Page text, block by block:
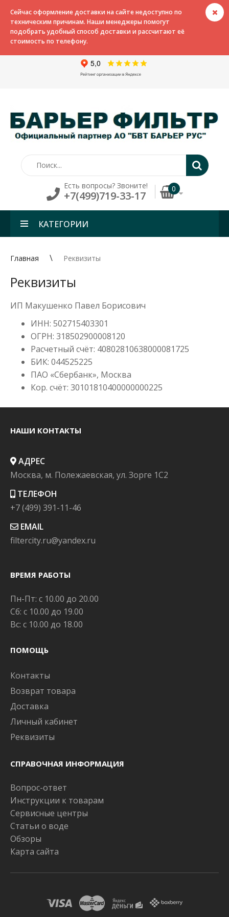
Сейчас оформление доставки на сайте недоступно по
техническим причинам. Наши менеджеры помогут
подобрать удобный способ доставки и рассчитают её
стоимость по телефону.
Есть вопросы? Звоните!
+7(499)719-33-17
0
КАТЕГОРИИ
Главная Реквизиты
Реквизиты
ИП Макушенко Павел Борисович
ИНН: 502715403301
ОГРН: 318502900008120
Расчетный счёт: 40802810638000081725
БИК: 044525225
ПАО «Сбербанк», Москва
Кор. счёт: 30101810400000000225
НАШИ КОНТАКТЫ
АДРЕС
Москва, м. Полежаевская, ул. Зорге 1C2
ТЕЛЕФОН
+7 (499) 391-11-46
EMAIL
filtercity.ru@yandex.ru
ВРЕМЯ РАБОТЫ
Пн-Пт: с 10.00 до 20.00
Сб: с 10.00 до 19.00
Вс: с 10.00 до 18.00
ПОМОЩЬ
Контакты
Возврат товара
Доставка
Личный кабинет
Реквизиты
СПРАВОЧНАЯ ИНФОРМАЦИЯ
Вопрос-ответ
Инструкции к товарам
Сервисные центры
Статьи о воде
Обзоры
Карта сайта